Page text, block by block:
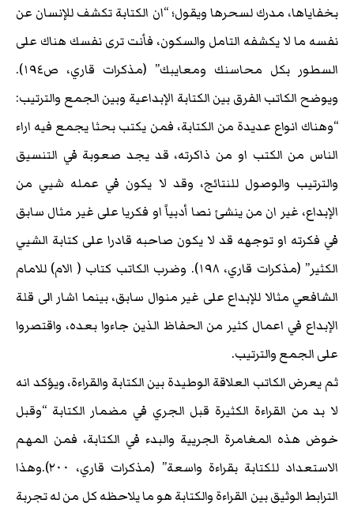
بخفاياها، مدرك لسحرها ويقول؛ “ان الكتابة تكشف للإنسان عن
نفسه ما لا يكشفه التامل والسكون، فأنت ترى نفسك هناك على
السطور بكل محاسنك ومعايبك” (مذكرات قاري، ص١٩٤).
ويوضح الكاتب الفرق بين الكتابة الإبداعية وبين الجمع والترتيب:
“وهناك انواع عديدة من الكتابة، فمن يكتب بحثا يجمع فيه اراء
الناس من الكتب او من ذاكرته، قد يجد صعوبة في التنسيق
والترتيب والوصول للنتائج، وقد لا يكون في عمله شيي من
الإبداع، غير ان من ينشئ نصا أدبياً او فكريا على غير مثال سابق
في فكرته او توجهه قد لا يكون صاحبه قادرا على كتابة الشيي
الكثير” (مذكرات قاري، ١٩٨). وضرب الكاتب كتاب ( الام) للامام
الشافعي مثالا للإبداع على غير منوال سابق، بينما اشار الى قلة
الإبداع في اعمال كثير من الحفاظ الذين جاءوا بعده، واقتصروا
على الجمع والترتيب.
ثم يعرض الكاتب العلاقة الوطيدة بين الكتابة والقراءة، ويؤكد انه
لا بد من القراءة الكثيرة قبل الجري في مضمار الكتابة “وقبل
خوض هذه المغامرة الجريية والبدء في الكتابة، فمن المهم
الاستعداد للكتابة بقراءة واسعة” (مذكرات قاري، ٢٠٠).وهذا
الترابط الوثيق بين القراءة والكتابة هو ما يلاحظه كل من له تجربة